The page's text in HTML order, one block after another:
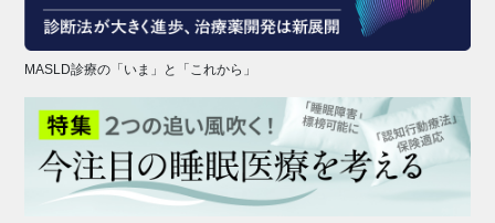
MASLD診療の「いま」と「これから」